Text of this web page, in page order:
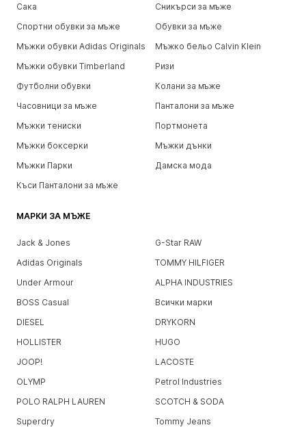
Сака
Сникърси за мъже
Спортни обувки за мъже
Обувки за мъже
Мъжки обувки Adidas Originals
Мъжко бельо Calvin Klein
Мъжки обувки Timberland
Ризи
Футболни обувки
Колани за мъже
Часовници за мъже
Панталони за мъже
Мъжки тениски
Портмонета
Мъжки боксерки
Мъжки дънки
Мъжки Парки
Дамска мода
Къси Панталони за мъже
МАРКИ ЗА МЪЖЕ
Jack & Jones
G-Star RAW
Adidas Originals
TOMMY HILFIGER
Under Armour
ALPHA INDUSTRIES
BOSS Casual
Всички марки
DIESEL
DRYKORN
HOLLISTER
HUGO
JOOP!
LACOSTE
OLYMP
Petrol Industries
POLO RALPH LAUREN
SCOTCH & SODA
Superdry
Tommy Jeans